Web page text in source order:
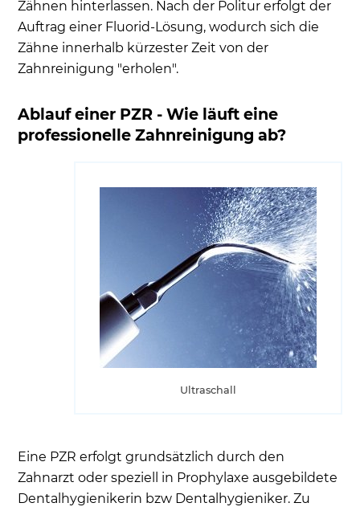
Zähnen hinterlassen. Nach der Politur erfolgt der
Auftrag einer Fluorid-Lösung, wodurch sich die
Zähne innerhalb kürzester Zeit von der
Zahnreinigung "erholen".
Ablauf einer PZR - Wie läuft eine
professionelle Zahnreinigung ab?
Ultraschall
Eine PZR erfolgt grundsätzlich durch den
Zahnarzt oder speziell in Prophylaxe ausgebildete
Dentalhygienikerin bzw Dentalhygieniker. Zu